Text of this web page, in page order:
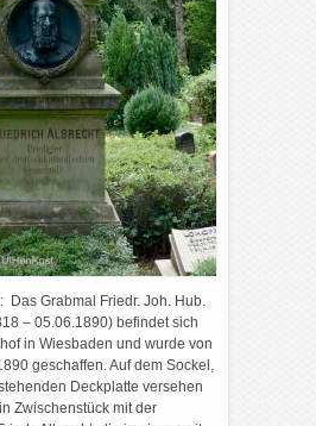
Das Grabmal Friedr. Joh. Hub.
– 05.06.1890) befindet sich
in Wiesbaden und wurde von
geschaffen. Auf dem Sockel,
Deckplatte versehen
Zwischenstück mit der